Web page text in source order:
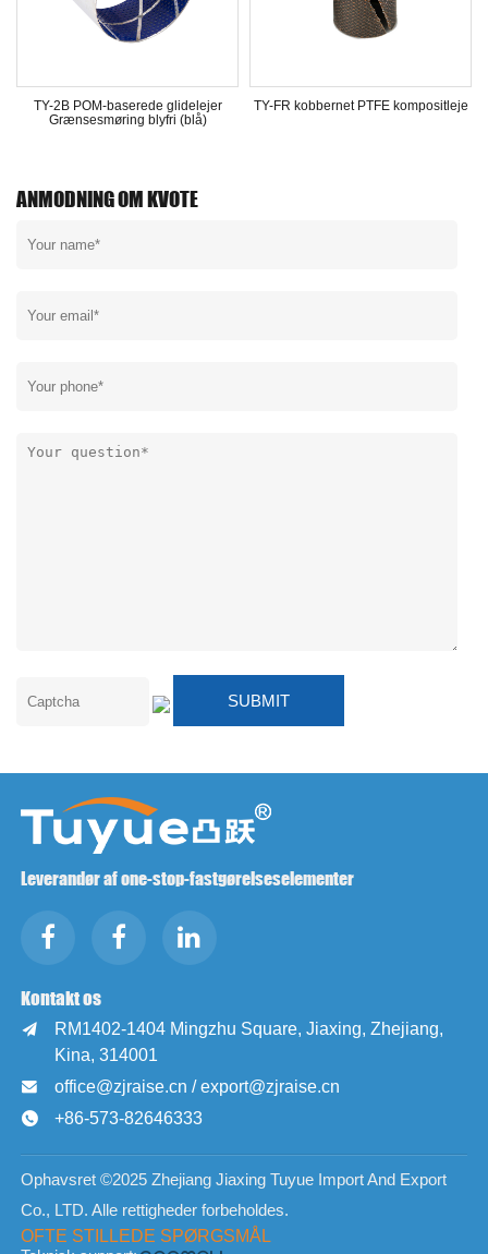
TY-2B POM-baserede glidelejer
Grænsesmøring blyfri (blå)
TY-FR kobbernet PTFE kompositleje
ANMODNING OM KVOTE
Leverandør af one-stop-fastgørelseselementer
Kontakt os

RM1402-1404 Mingzhu Square, Jiaxing, Zhejiang,
Kina, 314001
 office@zjraise.cn / export@zjraise.cn
 +86-573-82646333
Ophavsret ©2025 Zhejiang Jiaxing Tuyue Import And Export
Co., LTD. Alle rettigheder forbeholdes.
OFTE STILLEDE SPØRGSMÅL